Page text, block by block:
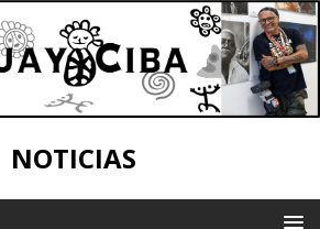
NOTICIAS